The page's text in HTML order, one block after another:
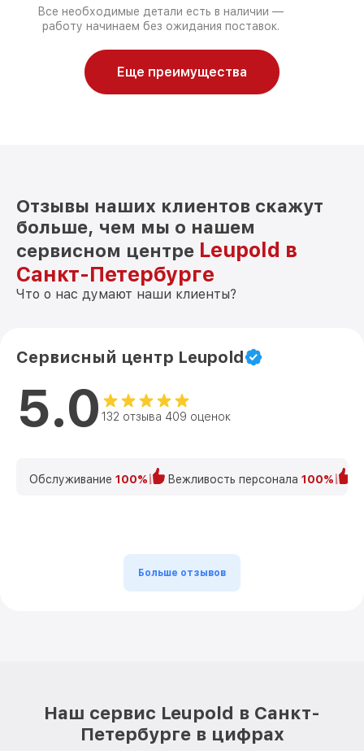
Все необходимые детали есть в наличии —
работу начинаем без ожидания поставок.
Еще преимущества
Отзывы наших клиентов скажут
больше, чем мы о нашем
сервисном центре Leupold в
Санкт-Петербурге
Что о нас думают наши клиенты?
Сервисный центр Leupold
5.0 132 отзыва 409 оценок
Обслуживание 100% Вежливость персонала 100%
Больше отзывов
Наш сервис Leupold в Санкт-
Петербурге в цифрах